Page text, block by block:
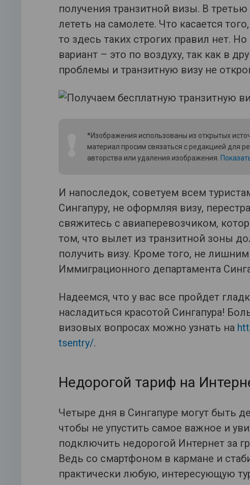
получения транзитной визы. В
лететь на самолете. Что касается
то здесь таких строгих правил нет.
вариант – это по воздуху, так как в
проблемы и транзитную визу не
*Изображения использованы из открытых
материал просим связаться с редакцией для
авторства или удаления изображения.
И напоследок, советуем всем
Сингапуру, не оформляя визу,
свяжитесь с авиаперевозчиком,
том, что вылет из транзитной зоны
получить визу. Кроме того, не лишним
Иммиграционного департамента
Надеемся, что у вас все пройдет
насладиться красотой Сингапура!
визовых вопросах можно узнать на
tsentry/.
Недорогой тариф на
Четыре дня в Сингапуре могут быть
чтобы не упустить самое важное и
подключить недорогой Интернет за
Ведь со смартфоном в кармане и
практически любую, интересующую